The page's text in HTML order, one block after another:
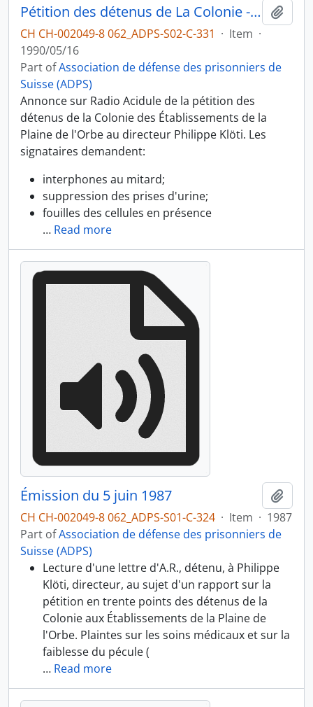
Pétition des détenus de La Colonie - entretien avec Max Rawyler du 16 mai 1990 sur Radio Acidule
CH CH-002049-8 062_ADPS-S02-C-331 · Item ·
1990/05/16
Part ofAssociation de défense des prisonniers de
Suisse (ADPS)
Annonce sur Radio Acidule de la pétition des
détenus de la Colonie des Établissements de la
Plaine de l'Orbe au directeur Philippe Klöti. Les
signataires demandent:
interphones au mitard;
suppression des prises d'urine;
fouilles des cellules en présence
… Read more
Émission du 5 juin 1987
CH CH-002049-8 062_ADPS-S01-C-324 · Item · 1987
Part ofAssociation de défense des prisonniers de
Suisse (ADPS)
Lecture d'une lettre d'A.R., détenu, à Philippe
Klöti, directeur, au sujet d'un rapport sur la
pétition en trente points des détenus de la
Colonie aux Établissements de la Plaine de
l'Orbe. Plaintes sur les soins médicaux et sur la
faiblesse du pécule (
… Read more